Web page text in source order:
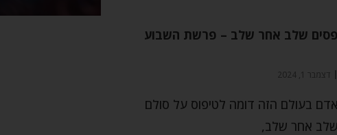
שלב אחר שלב – פרשת השבוע
דצמבר 1, 2024
בעולם הזה דומה לטיפוס על סולם
אחר שלב,